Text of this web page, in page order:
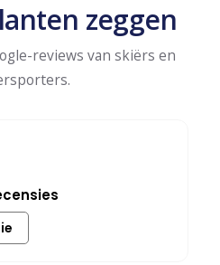
zeggen
reviews van skiërs en